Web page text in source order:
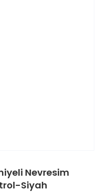
Nevresim
Siyah